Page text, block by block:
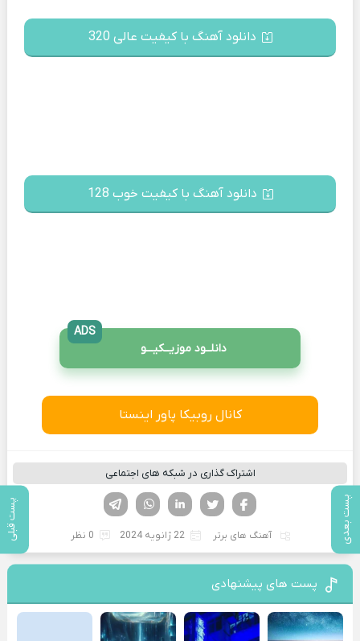
پست بعدی پست قبلی
دانلود آهنگ با کیفیت عالی 320
دانلود آهنگ با کیفیت خوب 128
دانلــود موزیــکیـــو
ADS
کانال روبیکا پاور اینستا
اشتراک گذاری در شبکه های اجتماعی
لینکدین تویتر
فیسوک
آهنگ های برتر 22 ژانویه 2024 0 نظر
پست های پیشنهادی